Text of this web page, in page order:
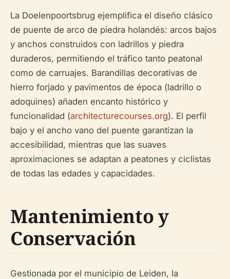
La Doelenpoortsbrug ejemplifica el diseño clásico
de puente de arco de piedra holandés: arcos bajos
y anchos construidos con ladrillos y piedra
duraderos, permitiendo el tráfico tanto peatonal
como de carruajes. Barandillas decorativas de
hierro forjado y pavimentos de época (ladrillo o
adoquines) añaden encanto histórico y
funcionalidad (architecturecourses.org). El perfil
bajo y el ancho vano del puente garantizan la
accesibilidad, mientras que las suaves
aproximaciones se adaptan a peatones y ciclistas
de todas las edades y capacidades.
Mantenimiento y
Conservación
Gestionada por el municipio de Leiden, la